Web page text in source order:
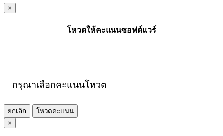
×
โหวตให้คะแนนซอฟต์แวร์
กรุณาเลือกคะแนนโหวต
ยกเลิก
โหวตคะแนน
×